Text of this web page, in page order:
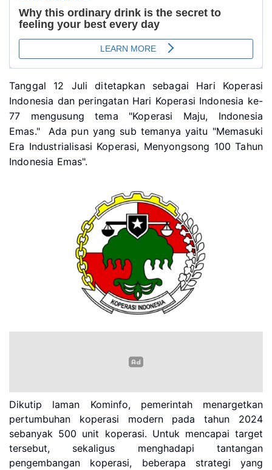
Tanggal 12 Juli ditetapkan sebagai Hari Koperasi
Indonesia dan peringatan Hari Koperasi Indonesia ke-
77 mengusung tema "Koperasi Maju, Indonesia
Emas." Ada pun yang sub temanya yaitu "Memasuki
Era Industrialisasi Koperasi, Menyongsong 100 Tahun
Indonesia Emas".
Dikutip laman Kominfo, pemerintah menargetkan
pertumbuhan koperasi modern pada tahun 2024
sebanyak 500 unit koperasi. Untuk mencapai target
tersebut, sekaligus menghadapi tantangan
pengembangan koperasi, beberapa strategi yang